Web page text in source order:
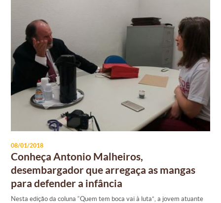
08/01/2018
Conheça Antonio Malheiros,
desembargador que arregaça as mangas
para defender a infância
Nesta edição da coluna “Quem tem boca vai à luta”, a jovem atuante